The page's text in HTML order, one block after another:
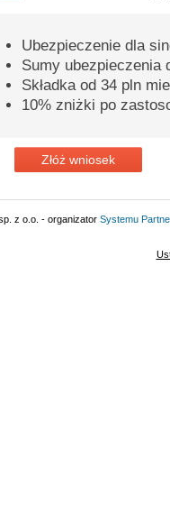
Ubezpieczenie dla
Sumy ubezpieczenia
Składka od 34 pln
10% zniżki po
Złóż wniosek
z o.o. - organizator Systemu